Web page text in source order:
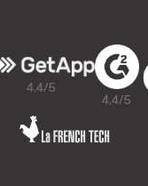
4,4/5
4,4/5